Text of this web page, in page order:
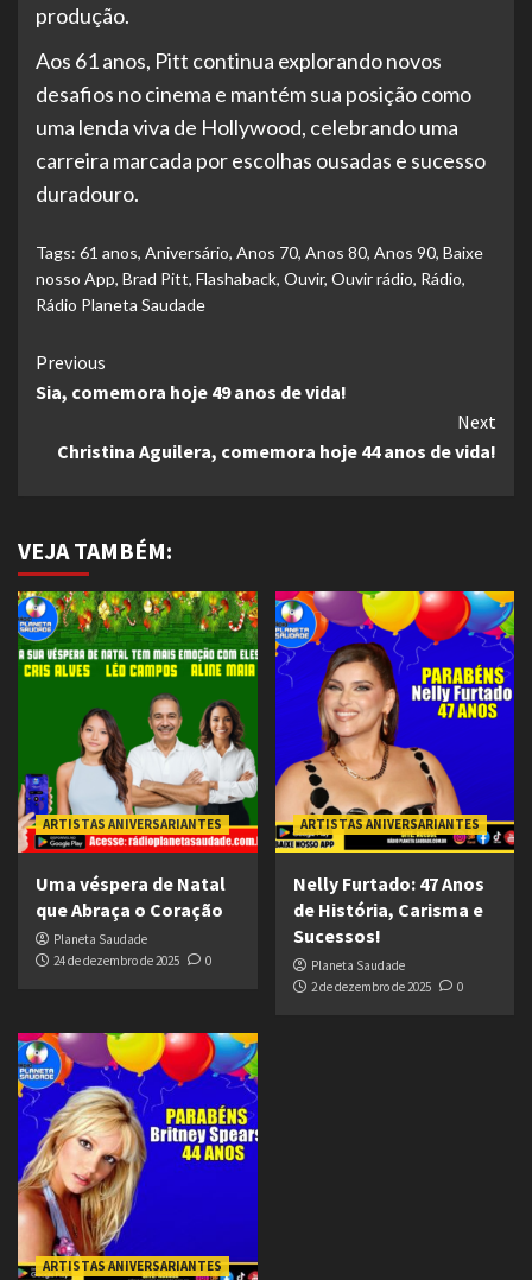
produção.
Aos 61 anos, Pitt continua explorando novos
desafios no cinema e mantém sua posição como
uma lenda viva de Hollywood, celebrando uma
carreira marcada por escolhas ousadas e sucesso
duradouro.
Tags: 61 anos, Aniversário, Anos 70, Anos 80, Anos 90, Baixe
nosso App, Brad Pitt, Flashaback, Ouvir, Ouvir rádio, Rádio,
Rádio Planeta Saudade
Continue
Reading
Previous
Sia, comemora hoje 49 anos de vida!
Next
Christina Aguilera, comemora hoje 44 anos de vida!
VEJA TAMBÉM:
ARTISTAS ANIVERSARIANTES
Uma véspera de Natal
que Abraça o Coração
Planeta Saudade
24 de dezembro de 2025
0
ARTISTAS ANIVERSARIANTES
Nelly Furtado: 47 Anos
de História, Carisma e
Sucessos!
Planeta Saudade
2 de dezembro de 2025
0
ARTISTAS ANIVERSARIANTES